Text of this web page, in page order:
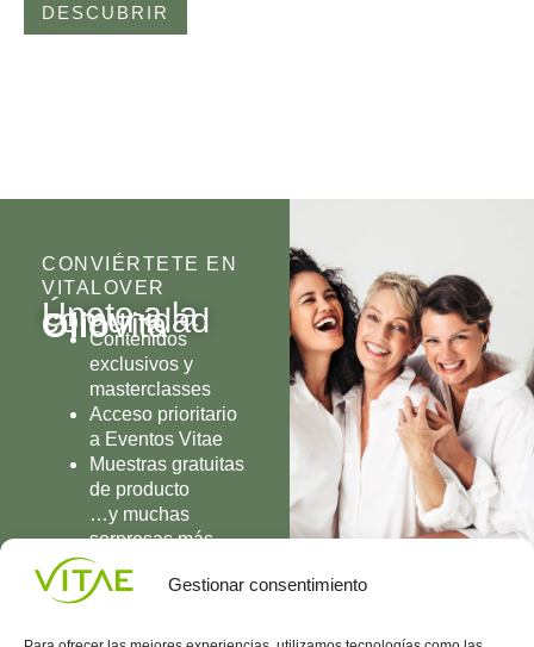
Gestionar consentimiento
DESCUBRIR
CONVIÉRTETE EN
VITALOVER
Únete a la
comunidad
OlioVita
Contenidos
exclusivos y
masterclasses
Acceso prioritario
a Eventos Vitae
Muestras gratuitas
de producto
…y muchas
sorpresas más
UNIRME